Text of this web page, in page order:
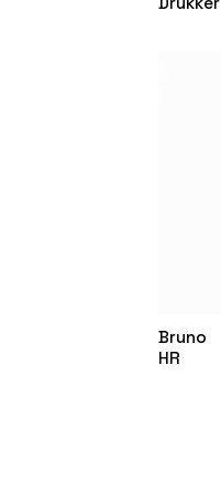
Bruno
HR